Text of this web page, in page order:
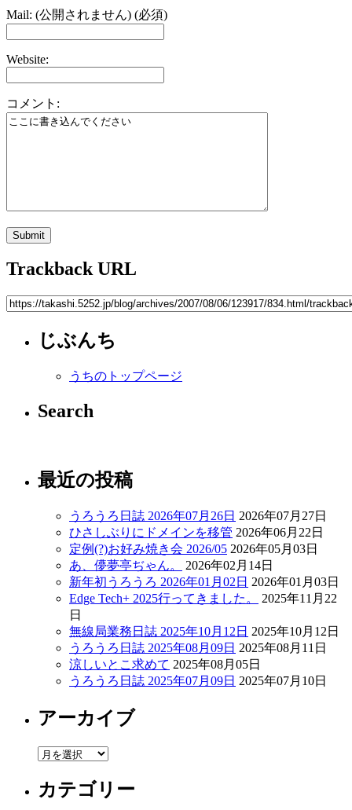
Mail: (公開されません) (必須)
Website:
コメント:
Trackback URL
じぶんち
うちのトップページ
Search
最近の投稿
うろうろ日誌 2026年07月26日 2026年07月27日
ひさしぶりにドメインを移管 2026年06月22日
定例(?)お好み焼き会 2026/05 2026年05月03日
あ、儚夢亭ぢゃん。
2026年02月14日
新年初うろうろ 2026年01月02日 2026年01月03日
Edge Tech+ 2025行ってきました。
2025年11月22
日
無線局業務日誌 2025年10月12日 2025年10月12日
うろうろ日誌 2025年08月09日 2025年08月11日
涼しいとこ求めて 2025年08月05日
うろうろ日誌 2025年07月09日 2025年07月10日
アーカイブ
ア
カ
イ
カテゴリー